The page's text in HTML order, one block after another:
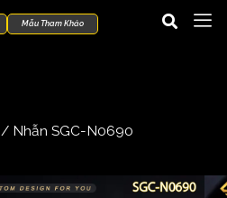
Mẫu Tham Khảo
/ Nhẫn SGC-N0690